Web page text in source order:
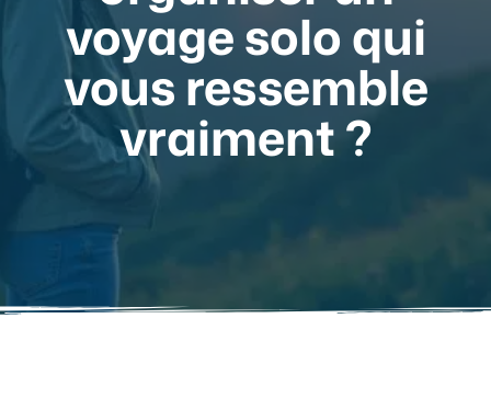
voyage solo qui
vous ressemble
vraiment ?